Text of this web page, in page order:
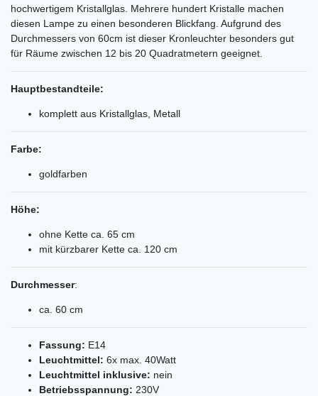
hochwertigem Kristallglas. Mehrere hundert Kristalle machen
diesen Lampe zu einen besonderen Blickfang. Aufgrund des
Durchmessers von 60cm ist dieser Kronleuchter besonders gut
für Räume zwischen 12 bis 20 Quadratmetern geeignet.
Hauptbestandteile:
komplett aus Kristallglas, Metall
Farbe:
goldfarben
Höhe:
ohne Kette ca. 65 cm
mit kürzbarer Kette ca. 120 cm
Durchmesser:
ca. 60 cm
Fassung: E14
Leuchtmittel: 6x max. 40Watt
Leuchtmittel inklusive: nein
Betriebsspannung: 230V